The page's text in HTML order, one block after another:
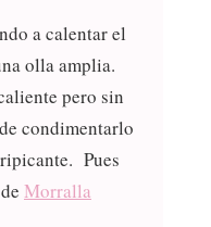
a calentar el
olla amplia.
pero sin
condimentarlo
Pues
Morralla